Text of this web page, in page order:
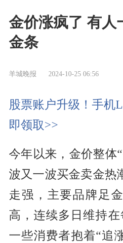
金价涨疯了 有人
金条
羊城晚报 2024-10-25 06:56
股票账户升级！手机
即领取>>
今年以来，金价整体
波又一波买金卖金热
走强，主要品牌足金
高，连续多日维持在
一些消费者抱着“追